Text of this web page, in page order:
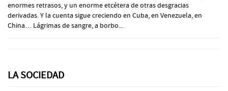
enormes retrasos, y un enorme etcétera de otras desgracias
derivadas. Y la cuenta sigue creciendo en Cuba, en Venezuela, en
China… Lágrimas de sangre, a borbo...
LA SOCIEDAD